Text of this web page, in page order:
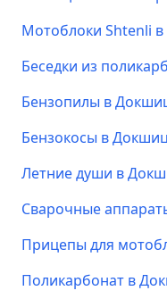
Мотоблоки Shtenli
Беседки из
Бензопилы в
Бензокосы в
Летние души в
Сварочные
Прицепы для
Поликарбонат в